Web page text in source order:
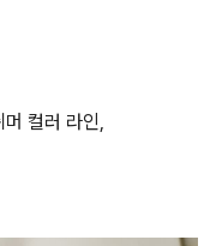
컬러 라인,